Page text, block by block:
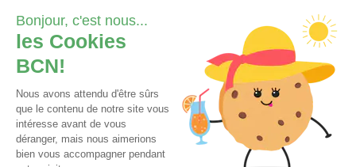
Depuis la Suisse (numéro gratuit):
Depuis l'étranger (tarif national)
+41 32 723 61 11
Demande e-services
Contact général
Tutoriels et FAQ